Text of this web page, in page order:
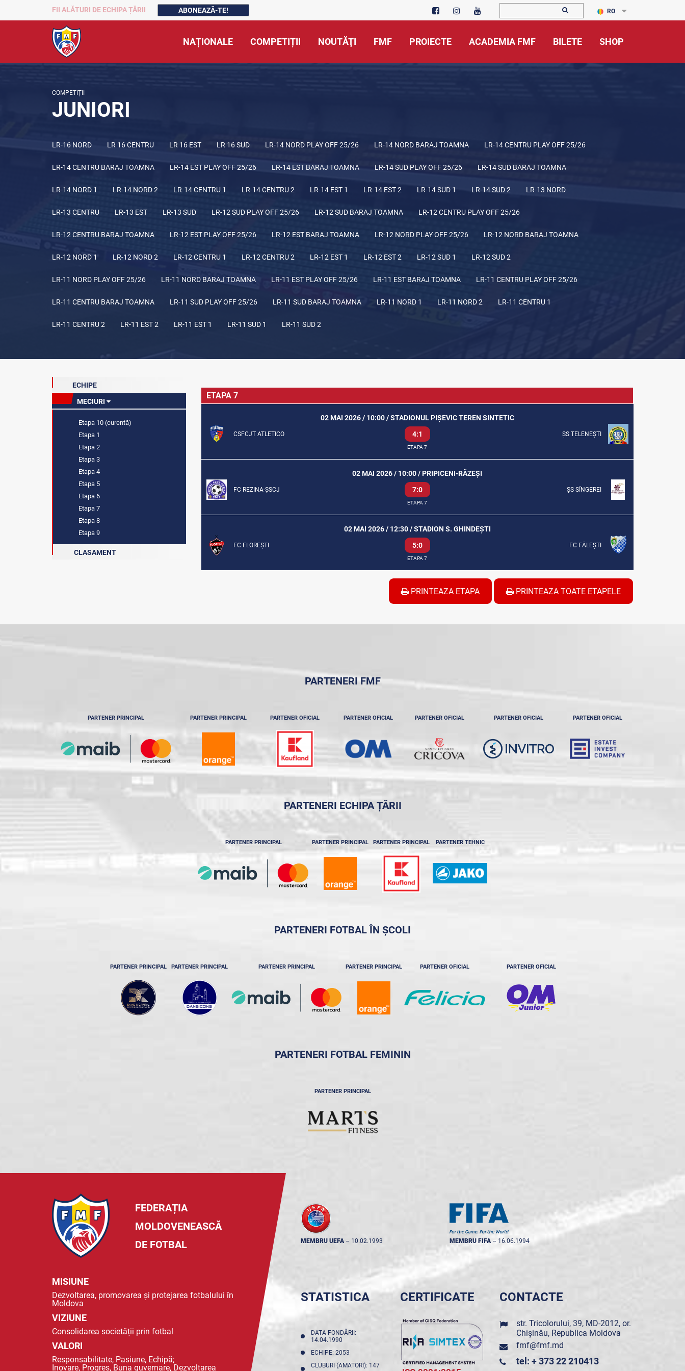
FII ALĂTURI DE ECHIPA ȚĂRII ABONEAZĂ-TE! RO
NAȚIONALE COMPETIȚII NOUTĂŢI FMF PROIECTE ACADEMIA FMF BILETE SHOP
COMPETIȚII
JUNIORI
LR-16 NORD LR 16 CENTRU LR 16 EST LR 16 SUD LR-14 NORD PLAY OFF 25/26 LR-14 NORD BARAJ TOAMNA LR-14 CENTRU PLAY OFF 25/26
LR-14 CENTRU BARAJ TOAMNA LR-14 EST PLAY OFF 25/26 LR-14 EST BARAJ TOAMNA LR-14 SUD PLAY OFF 25/26 LR-14 SUD BARAJ TOAMNA
LR-14 NORD 1 LR-14 NORD 2 LR-14 CENTRU 1 LR-14 CENTRU 2 LR-14 EST 1 LR-14 EST 2 LR-14 SUD 1 LR-14 SUD 2 LR-13 NORD
LR-13 CENTRU LR-13 EST LR-13 SUD LR-12 SUD PLAY OFF 25/26 LR-12 SUD BARAJ TOAMNA LR-12 CENTRU PLAY OFF 25/26
LR-12 CENTRU BARAJ TOAMNA LR-12 EST PLAY OFF 25/26 LR-12 EST BARAJ TOAMNA LR-12 NORD PLAY OFF 25/26 LR-12 NORD BARAJ TOAMNA
LR-12 NORD 1 LR-12 NORD 2 LR-12 CENTRU 1 LR-12 CENTRU 2 LR-12 EST 1 LR-12 EST 2 LR-12 SUD 1 LR-12 SUD 2
LR-11 NORD PLAY OFF 25/26 LR-11 NORD BARAJ TOAMNA LR-11 EST PLAY OFF 25/26 LR-11 EST BARAJ TOAMNA LR-11 CENTRU PLAY OFF 25/26
LR-11 CENTRU BARAJ TOAMNA LR-11 SUD PLAY OFF 25/26 LR-11 SUD BARAJ TOAMNA LR-11 NORD 1 LR-11 NORD 2 LR-11 CENTRU 1
LR-11 CENTRU 2 LR-11 EST 2 LR-11 EST 1 LR-11 SUD 1 LR-11 SUD 2
ECHIPE
MECIURI
Etapa 10 (curentă)
Etapa 1
Etapa 2
Etapa 3
Etapa 4
Etapa 5
Etapa 6
Etapa 7
Etapa 8
Etapa 9
CLASAMENT
ETAPA 7
02 MAI 2026 / 10:00 / STADIONUL PIȘEVIC TEREN SINTETIC
CSFCJT ATLETICO 4:1 ȘS TELENEȘTI
ETAPA 7
02 MAI 2026 / 10:00 / PRIPICENI-RĂZEŞI
FC REZINA-ȘSCJ 7:0 ȘS SÎNGEREI
ETAPA 7
02 MAI 2026 / 12:30 / STADION S. GHINDEȘTI
FC FLOREȘTI 5:0 FC FĂLEȘTI
ETAPA 7
PRINTEAZA ETAPA PRINTEAZA TOATE ETAPELE
PARTENERI FMF
PARTENER PRINCIPAL PARTENER PRINCIPAL PARTENER OFICIAL PARTENER OFICIAL PARTENER OFICIAL PARTENER OFICIAL PARTENER OFICIAL
PARTENERI ECHIPA ȚĂRII
PARTENER PRINCIPAL PARTENER PRINCIPAL PARTENER PRINCIPAL PARTENER TEHNIC
PARTENERI FOTBAL ÎN ȘCOLI
PARTENER PRINCIPAL PARTENER PRINCIPAL PARTENER PRINCIPAL PARTENER PRINCIPAL PARTENER OFICIAL PARTENER OFICIAL
PARTENERI FOTBAL FEMININ
PARTENER PRINCIPAL
FEDERAȚIA
MOLDOVENEASCĂ
DE FOTBAL
MISIUNE
Dezvoltarea, promovarea și protejarea fotbalului în
Moldova
VIZIUNE
Consolidarea societății prin fotbal
VALORI
Responsabilitate, Pasiune, Echipă;
Inovare, Progres, Buna guvernare, Dezvoltarea
MEMBRU UEFA -- 10.02.1993 MEMBRU FIFA -- 16.06.1994
STATISTICA
DATA FONDĂRII:
14.04.1990
ECHIPE: 2053
CLUBURI (AMATORI): 147
CERTIFICATE CONTACTE
str. Tricolorului, 39, MD-2012, or.
Chișinău, Republica Moldova
fmf@fmf.md
tel: + 373 22 210413